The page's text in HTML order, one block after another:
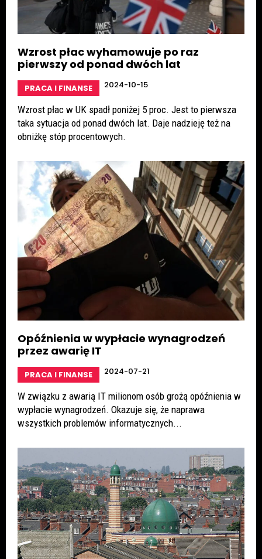
Wzrost płac wyhamowuje po raz
pierwszy od ponad dwóch lat
PRACA I FINANSE 2024-10-15
Wzrost płac w UK spadł poniżej 5 proc. Jest to pierwsza
taka sytuacja od ponad dwóch lat. Daje nadzieję też na
obniżkę stóp procentowych.
Opóźnienia w wypłacie wynagrodzeń
przez awarię IT
PRACA I FINANSE 2024-07-21
W związku z awarią IT milionom osób grożą opóźnienia w
wypłacie wynagrodzeń. Okazuje się, że naprawa
wszystkich problemów informatycznych...